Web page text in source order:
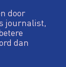
door
journalist,
dan